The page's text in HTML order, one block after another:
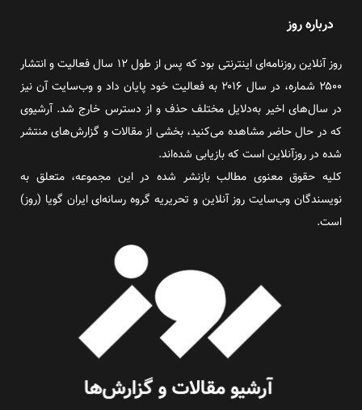
درباره روز
روز آنلاین روزنامه‌ای اینترنتی بود که پس از طول ۱۲ سال فعالیت و انتشار
۲۵۰۰ شماره، در سال ۲۰۱۶ به فعالیت خود پایان داد و وب‌سایت آن نیز
در سال‌های اخیر به‌دلایل مختلف حذف و از دسترس خارج شد. آرشیوی
که در حال حاضر مشاهده می‌کنید، بخشی از مقالات و گزارش‌های منتشر
شده در روزآنلاین است که بازیابی شده‌اند.
کلیه حقوق معنوی مطالب بازنشر شده در این مجموعه، متعلق به
نویسندگان وب‌سایت روز آنلاین و تحریریه گروه رسانه‌ای ایران گویا (روز)
است.